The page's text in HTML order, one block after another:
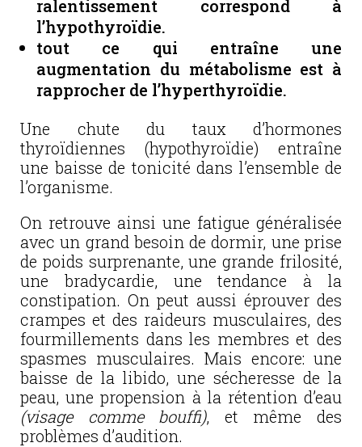
ralentissement correspond à
l’hypothyroïdie.
tout ce qui entraîne une
augmentation du métabolisme est à
rapprocher de l’hyperthyroïdie.
Une chute du taux d’hormones
thyroïdiennes (hypothyroïdie) entraîne
une baisse de tonicité dans l’ensemble de
l’organisme.
On retrouve ainsi une fatigue généralisée
avec un grand besoin de dormir, une prise
de poids surprenante, une grande frilosité,
une bradycardie, une tendance à la
constipation. On peut aussi éprouver des
crampes et des raideurs musculaires, des
fourmillements dans les membres et des
spasmes musculaires. Mais encore: une
baisse de la libido, une sécheresse de la
peau, une propension à la rétention d’eau
(visage comme bouffi), et même des
problèmes d’audition.